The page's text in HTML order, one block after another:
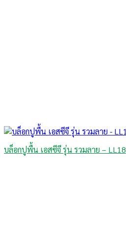
บล็อกปูพื้น เอสซีจี รุ่น รวมลาย – LL18